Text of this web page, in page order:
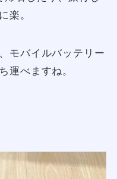
楽。
モバイルバッテリー
運べますね。